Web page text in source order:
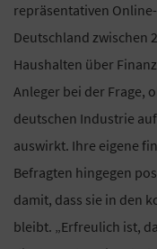
repräsentativen
Deutschland zwischen
Haushalten über
Anleger bei der Frage,
deutschen Industrie
auswirkt. Ihre eigene
Befragten hingegen
damit, dass sie in den
bleibt. „Erfreulich ist,